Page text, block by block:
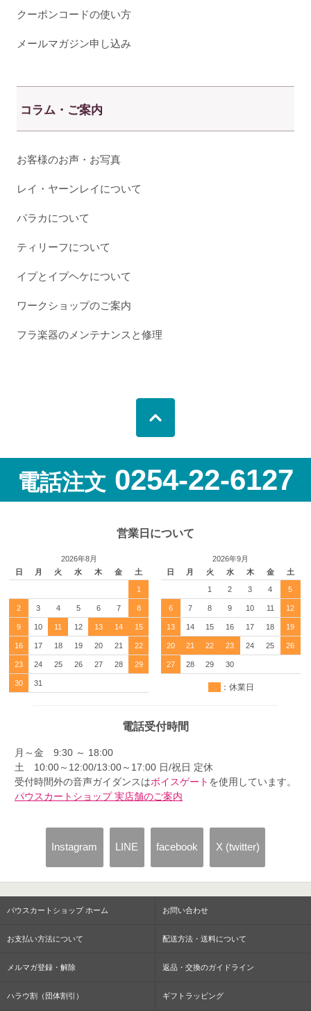
クーポンコードの使い方
メールマガジン申し込み
コラム・ご案内
お客様のお声・お写真
レイ・ヤーンレイについて
パラカについて
ティリーフについて
イプとイプヘケについて
ワークショップのご案内
フラ楽器のメンテナンスと修理
電話注文 0254-22-6127
営業日について
2026年8月
日
月 火 水 木 金 土
1
2 3 4 5 6 7 8
9 10 11 12 13 14 15
16 17 18 19 20 21 22
23 24 25 26 27 28 29
30 31
2026年9月
日
月 火 水 木 金 土
1 2 3 4 5
6 7 8 9 10 11 12
13 14 15 16 17 18 19
20 21 22 23 24 25 26
27 28 29 30
：休業日
電話受付時間
月～金 9:30 ～ 18:00
土 10:00～12:00/13:00～17:00 日/祝日 定休
受付時間外の音声ガイダンスはボイスゲート を使用しています。
パウスカートショップ 実店舗のご案内
Instagram LINE facebook X (twitter)
パウスカートショップ ホーム お問い合わせ
お支払い方法について 配送方法・送料について
メルマガ登録・解除 返品・交換のガイドライン
ハラウ割（団体割引） ギフトラッピング